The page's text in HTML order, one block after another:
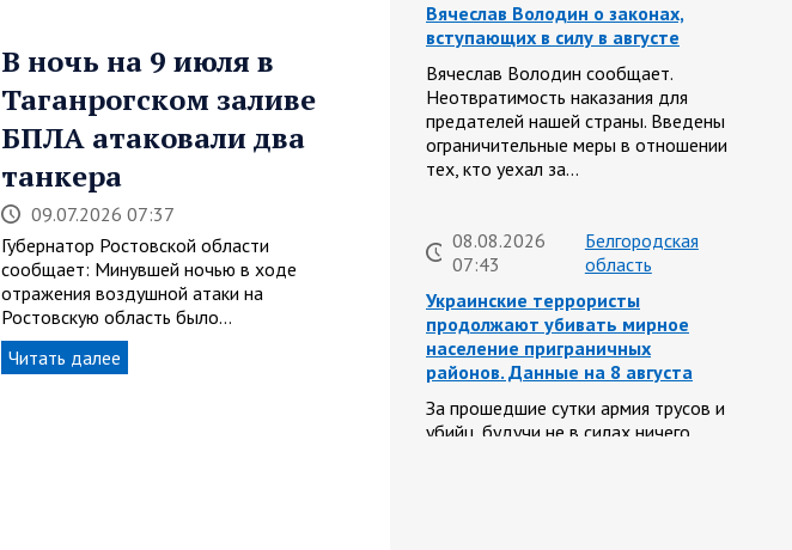
В ночь на 9 июля в
Таганрогском заливе
БПЛА атаковали два
танкера
09.07.2026 07:37
Губернатор Ростовской области
сообщает: Минувшей ночью в ходе
отражения воздушной атаки на
Ростовскую область было…
Читать далее
Вячеслав Володин о законах,
вступающих в силу в августе
Вячеслав Володин сообщает.
Неотвратимость наказания для
предателей нашей страны. Введены
ограничительные меры в отношении
тех, кто уехал за…
08.08.2026
07:43
Белгородская
область
Украинские террористы
продолжают убивать мирное
население приграничных
районов. Данные на 8 августа
За прошедшие сутки армия трусов и
убийц, будучи не в силах ничего